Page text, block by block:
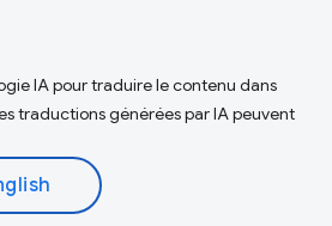
IA pour traduire le contenu dans
traductions générées par IA peuvent